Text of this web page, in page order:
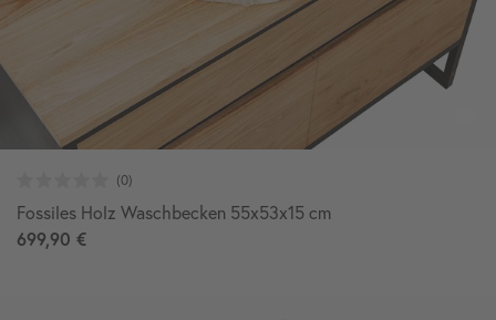
Fossiles Holz Waschbecken 55x53x15 cm
699,90 €